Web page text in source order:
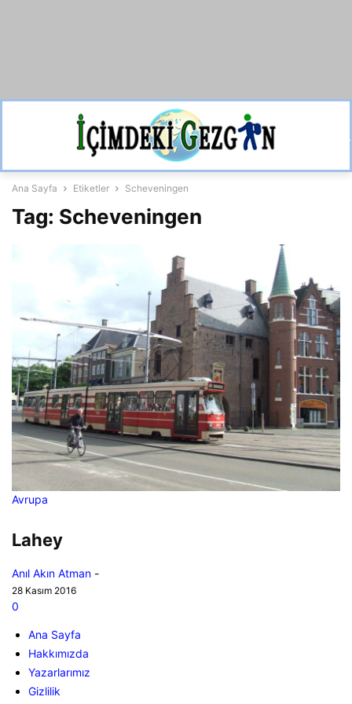
Ana Sayfa Etiketler Scheveningen
Tag: Scheveningen
Avrupa
Lahey
Anıl Akın Atman -
28 Kasım 2016
0
Ana Sayfa
Hakkımızda
Yazarlarımız
Gizlilik